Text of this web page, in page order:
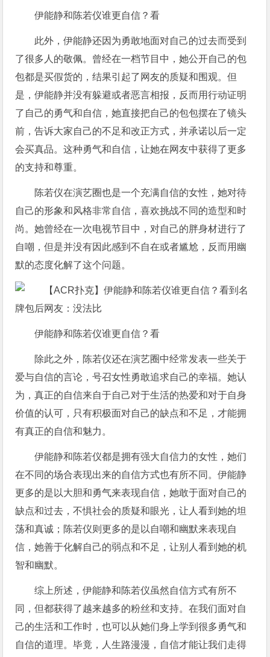
伊能静和陈若仪谁更自信？看
此外，伊能静还因为勇敢地面对自己的过去而受到
了很多人的敬佩。曾经在一档节目中，她公开自己的包
包都是买假货的，结果引起了网友的质疑和围观。但
是，伊能静并没有躲避或者恶言相报，反而用行动证明
了自己的勇气和自信，她直接把自己的包包摆在了镜头
前，告诉大家自己的不足和改正方式，并承诺以后一定
会买真品。这种勇气和自信，让她在网友中获得了更多
的支持和尊重。
陈若仪在演艺圈也是一个充满自信的女性，她对待
自己的形象和风格非常自信，喜欢挑战不同的造型和时
尚。她曾经在一次电视节目中，对自己的胖身材进行了
自嘲，但是并没有因此感到不自在或者尴尬，反而用幽
默的态度化解了这个问题。
伊能静和陈若仪谁更自信？看
除此之外，陈若仪还在演艺圈中经常发表一些关于
爱与自信的言论，号召女性勇敢追求自己的幸福。她认
为，真正的自信来自于自己对于生活的热爱和对于自身
价值的认可，只有积极面对自己的缺点和不足，才能拥
有真正的自信和魅力。
伊能静和陈若仪都是拥有强大自信力的女性，她们
在不同的场合表现出来的自信方式也有所不同。伊能静
更多的是以大胆和勇气来表现自信，她敢于面对自己的
缺点和过去，不惧社会的质疑和眼光，让人看到她的坦
荡和真诚；陈若仪则更多的是以自嘲和幽默来表现自
信，她善于化解自己的弱点和不足，让别人看到她的机
智和幽默。
综上所述，伊能静和陈若仪虽然自信方式有所不
同，但都获得了越来越多的粉丝和支持。在我们面对自
己的生活和工作时，也可以从她们身上学到很多勇气和
自信的道理。毕竟，人生路漫漫，自信才能让我们走得